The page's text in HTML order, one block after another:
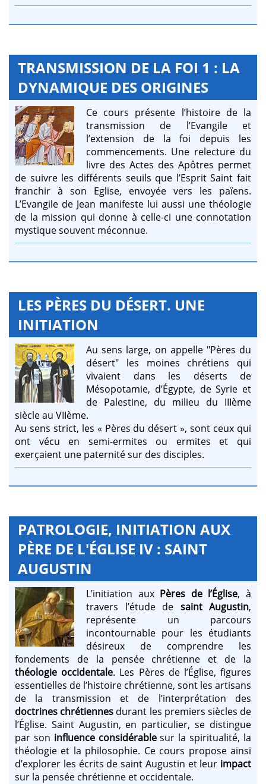
TRANSMISSION DE LA FOI 1 : LA
DYNAMIQUE DES ORIGINES
Ce cours présente l’histoire de la
transmission de l’Evangile et
l’extension de la foi depuis les
commencements. Une relecture du
livre des Actes des Apôtres permet
de suivre les différents seuils que l’Esprit Saint fait
franchir à son Eglise, envoyée vers les païens.
L’Evangile de Jean manifeste lui aussi une théologie
de la mission qui donne à celle-ci une connotation
mystique souvent méconnue.
LES PÈRES DU DÉSERT. UNE
INITIATION
Au sens large, on appelle "Pères du
désert" les moines chrétiens qui
vivaient dans les déserts de
Mésopotamie, d’Égypte, de Syrie et
de Palestine, du milieu du IIIème
siècle au VIIème.
Au sens strict, les « Pères du désert », sont ceux qui
ont vécu en semi-ermites ou ermites et qui
exerçaient une paternité sur des disciples.
PATROLOGIE, INITIATION AUX
PÈRE DE L'ÉGLISE IV : SAINT
AUGUSTIN
L’initiation aux Pères de l’Église, à
travers l’étude de saint Augustin,
représente un parcours
incontournable pour les étudiants
désireux de comprendre les
fondements de la pensée chrétienne et de la
théologie occidentale. Les Pères de l’Église, figures
essentielles de l’histoire chrétienne, sont les artisans
de la transmission et de l’interprétation des
doctrines chrétiennes durant les premiers siècles de
l’Église. Saint Augustin, en particulier, se distingue
par son influence considérablesur la spiritualité, la
théologie et la philosophie. Ce cours propose ainsi
d’explorer les écrits de saint Augustin et leur impact
sur la pensée chrétienne et occidentale.